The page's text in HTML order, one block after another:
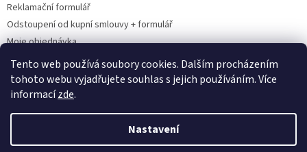
Tento web používá soubory cookies. Dalším procházením
tohoto webu vyjadřujete souhlas s jejich používáním. Více
informacízde.
Nastavení
Reklamační formulář
Odstoupení od kupní smlouvy + formulář
Moje objednávka
Odstoupení od smlouvy